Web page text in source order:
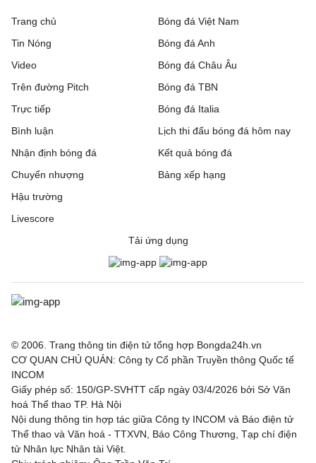
Trang chủ
Tin Nóng
Video
Trên đường Pitch
Trực tiếp
Bóng đá Việt Nam
Bóng đá Anh
Bóng đá Châu Âu
Bóng đá TBN
Bóng đá Italia
Bình luận
Nhận định bóng đá
Chuyển nhượng
Hậu trường
Livescore
Lịch thi đấu bóng đá hôm nay
Kết quả bóng đá
Bảng xếp hạng
Tải ứng dụng
© 2006. Trang thông tin điện tử tổng hợp Bongda24h.vn
CƠ QUAN CHỦ QUẢN: Công ty Cổ phần Truyền thông Quốc tế
INCOM
Giấy phép số: 150/GP-SVHTT cấp ngày 03/4/2026 bởi Sở Văn
hoá Thể thao TP. Hà Nội
Nội dung thông tin hợp tác giữa Công ty INCOM và Báo điện tử
Thể thao và Văn hoá - TTXVN, Báo Công Thương, Tạp chí điện
tử Nhân lực Nhân tài Việt.